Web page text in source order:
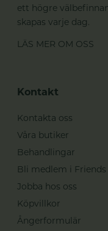
ett högre
skapas varje dag.
LÄS MER OM OSS
Kontakt
Kontakta oss
Våra butiker
Behandlingar
Bli medlem i
Jobba hos oss
Köpvillkor
Ångerformulär